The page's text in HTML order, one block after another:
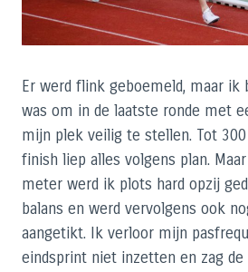
Er werd flink geboemeld, maar ik
was om in de laatste ronde met
mijn plek veilig te stellen. Tot
finish liep alles volgens plan.
meter werd ik plots hard opzij
balans en werd vervolgens ook
aangetikt. Ik verloor mijn
eindsprint niet inzetten en zag de